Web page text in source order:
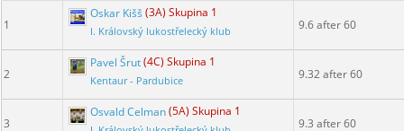
1
Oskar Kišš (3A) Skupina 1
I. Královský lukostřelecký klub 9.6 after 60
2
Pavel Šrut(4C) Skupina 1
Kentaur - Pardubice 9.32 after 60
3
Osvald Celman(5A) Skupina 1
9.3 after 60